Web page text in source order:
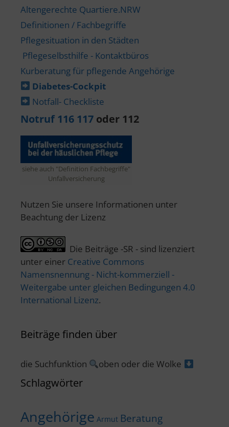
Altengerechte Quartiere.NRW
Definitionen / Fachbegriffe
Pflegesituation in den Städten
Pflegeselbsthilfe - Kontaktbüros
Kurberatung für pflegende Angehörige
Diabetes-​Cockpit
Notfall- Checkliste
Notruf 116 117 oder 112
siehe auch "Definition Fachbegriffe"
Unfallversicherung
Nutzen Sie unsere Informationen unter
Beachtung der Lizenz
Die Beiträge -SR - sind lizenziert
unter einer Creative Commons
Namensnennung - Nicht-kommerziell -
Weitergabe unter gleichen Bedingungen 4.0
International Lizenz.
Beiträge finden über
die Suchfunktion oben oder die Wolke
Schlagwörter
Angehörige Armut Beratung